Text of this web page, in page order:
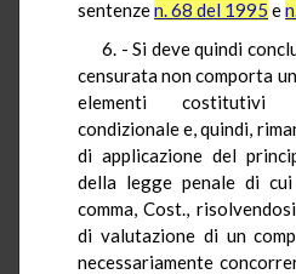
sentenzen. 68 del 1995 e
6. - Si deve quindi
censurata non comporta
elementi costitutivi
condizionale e, quindi,
di applicazione del
della legge penale di
comma, Cost.,
di valutazione di un
necessariamente